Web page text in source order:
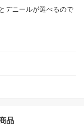
デニールが選べるので
品